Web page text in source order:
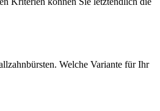
Welche Variante für Ihr